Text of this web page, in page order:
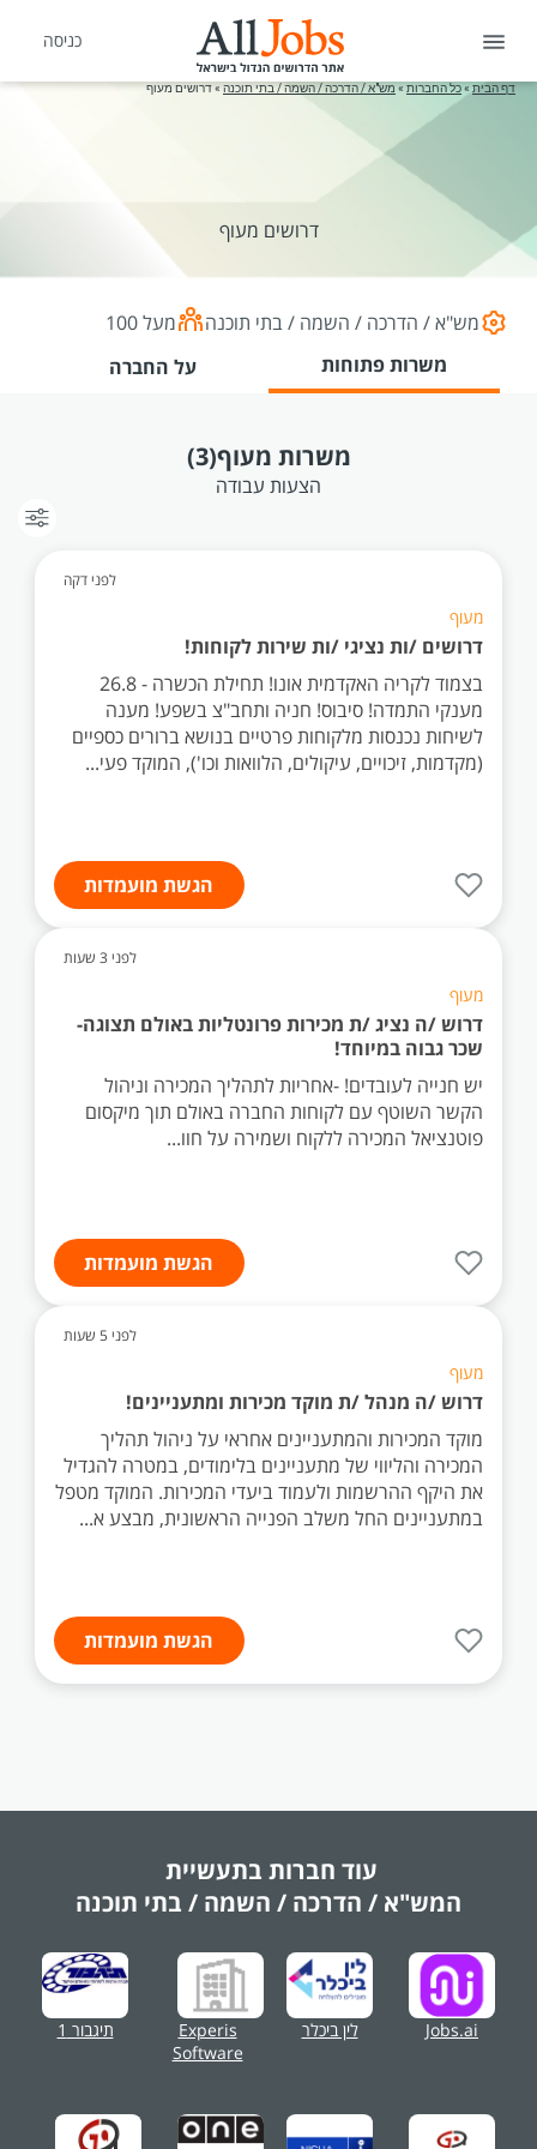
כניסה
דף הבית »כל החברות » מש"א / הדרכה / השמה / בתי תוכנה»דרושים מעוף
דרושים מעוף
מש"א / הדרכה / השמה / בתי תוכנה
מעל 100
משרות פתוחות
על החברה
משרות מעוף(3)
הצעות עבודה
לפני דקה
מעוף
דרושים /ות נציגי /ות שירות לקוחות!
בצמוד לקריה האקדמית אונו! תחילת הכשרה - 26.8
מענקי התמדה! סיבוס! חניה ותחב"צ בשפע! מענה
לשיחות נכנסות מלקוחות פרטיים בנושא ברורים כספיים
(מקדמות, זיכויים, עיקולים, הלוואות וכו'), המוקד פעי...
הגשת מועמדות
לפני 3 שעות
מעוף
דרוש /ה נציג /ת מכירות פרונטליות באולם תצוגה-
שכר גבוה במיוחד!
יש חנייה לעובדים! -אחריות לתהליך המכירה וניהול
הקשר השוטף עם לקוחות החברה באולם תוך מיקסום
פוטנציאל המכירה ללקוח ושמירה על חוו...
הגשת מועמדות
לפני 5 שעות
מעוף
דרוש /ה מנהל /ת מוקד מכירות ומתעניינים!
מוקד המכירות והמתעניינים אחראי על ניהול תהליך
המכירה והליווי של מתעניינים בלימודים, במטרה להגדיל
את היקף ההרשמות ולעמוד ביעדי המכירות. המוקד מטפל
במתעניינים החל משלב הפנייה הראשונית, מבצע א...
הגשת מועמדות
עוד חברות בתעשיית
המש"א / הדרכה / השמה / בתי תוכנה
Jobs.ai לין ביכלר
Experis
Software
תיגבור 1